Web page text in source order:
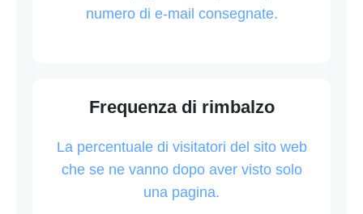
numero di e-mail consegnate.
Frequenza di rimbalzo
La percentuale di visitatori del sito web
che se ne vanno dopo aver visto solo
una pagina.